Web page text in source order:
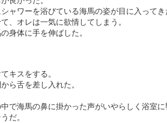
ワーを浴びている海馬の姿が目に入ってき
、オレは一気に欲情してしまう。
身体に手を伸ばした。
キスをする。
ら舌を差し入れた。
海馬の鼻に掛かった声がいやらしく浴室に
だ。